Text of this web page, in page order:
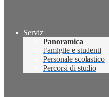
Servizi
Panoramica
Famiglie e studenti
Personale scolastico
Percorsi di studio